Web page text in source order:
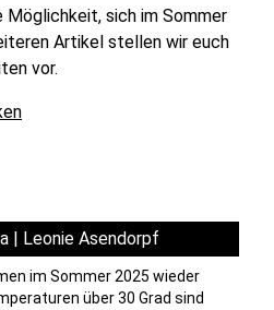
Möglichkeit, sich im Sommer
Artikel stellen wir euch
vor.
| Leonie Asendorpf
im Sommer 2025 wieder
über 30 Grad sind